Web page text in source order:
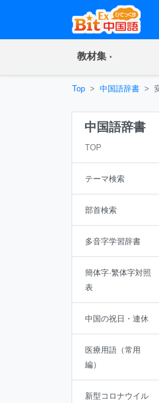
教材集(current)
Top 中国語辞書
中国語辞書
TOP
テーマ検索
部首検索
多音字学習辞書
簡体字·繁体字対照
表
中国の祝日・連休
医療用語（常用
編）
新型コロナウイル